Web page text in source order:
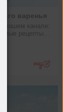
варенья
нашем канале:
рецепты...